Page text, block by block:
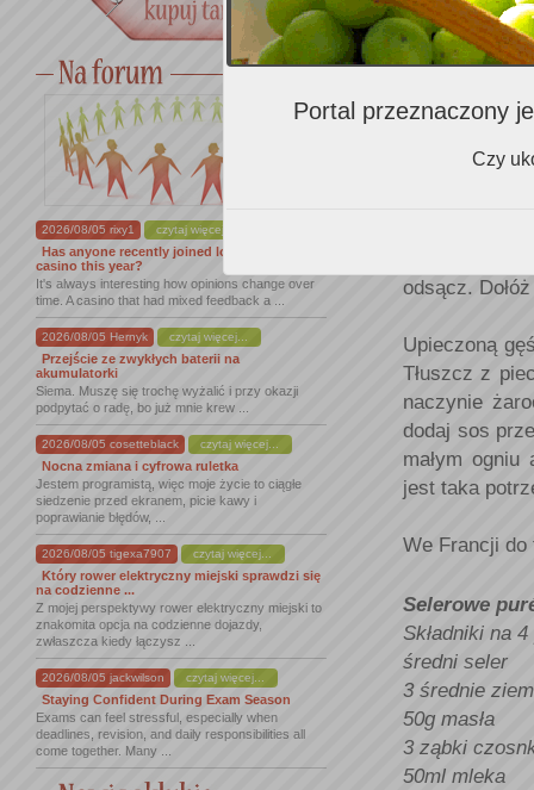
2026/08/05 rixy1 czytaj więcej...
Has anyone recently joined lordofspins
casino this year?
It's always interesting how opinions change over
time. A casino that had mixed feedback a ...
2026/08/05 Hernyk czytaj więcej...
Przejście ze zwykłych baterii na
akumulatorki
Siema. Muszę się trochę wyżalić i przy okazji
podpytać o radę, bo już mnie krew ...
2026/08/05 cosetteblack czytaj więcej...
Nocna zmiana i cyfrowa ruletka
Jestem programistą, więc moje życie to ciągłe
siedzenie przed ekranem, picie kawy i
poprawianie błędów, ...
2026/08/05 tigexa7907 czytaj więcej...
Który rower elektryczny miejski sprawdzi się
na codzienne ...
Z mojej perspektywy rower elektryczny miejski to
znakomita opcja na codzienne dojazdy,
zwłaszcza kiedy łączysz ...
2026/08/05 jackwilson czytaj więcej...
Staying Confident During Exam Season
Exams can feel stressful, especially when
deadlines, revision, and daily responsibilities all
come together. Many ...
W czasie
ogniu. Wrzuć
sos
odsącz.
Upieczoną
Tłuszcz z
naczynie
dodaj sos
małym
jest taka
We Francji
Selerowe
Składniki na
średni seler
3 średnie
50g masła
3 ząbki
50ml mleka
Portal przeznaczony
Czy